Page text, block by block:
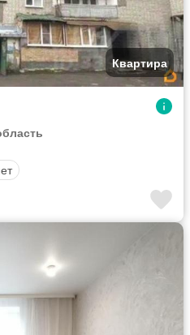
Квартира